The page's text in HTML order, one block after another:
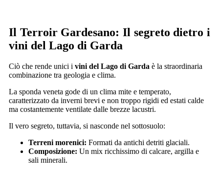
Il Terroir Gardesano: Il segreto dietro i
vini del Lago di Garda
Ciò che rende unici i vini del Lago di Garda è la straordinaria
combinazione tra geologia e clima.
La sponda veneta gode di un clima mite e temperato,
caratterizzato da inverni brevi e non troppo rigidi ed estati calde
ma costantemente ventilate dalle brezze lacustri.
Il vero segreto, tuttavia, si nasconde nel sottosuolo:
Terreni morenici: Formati da antichi detriti glaciali.
Composizione: Un mix ricchissimo di calcare, argilla e
sali minerali.